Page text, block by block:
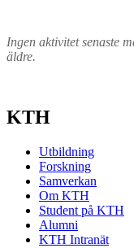
Ingen aktivitet senaste
äldre.
KTH
Utbildning
Forskning
Samverkan
Om KTH
Student på KTH
Alumni
KTH Intranät